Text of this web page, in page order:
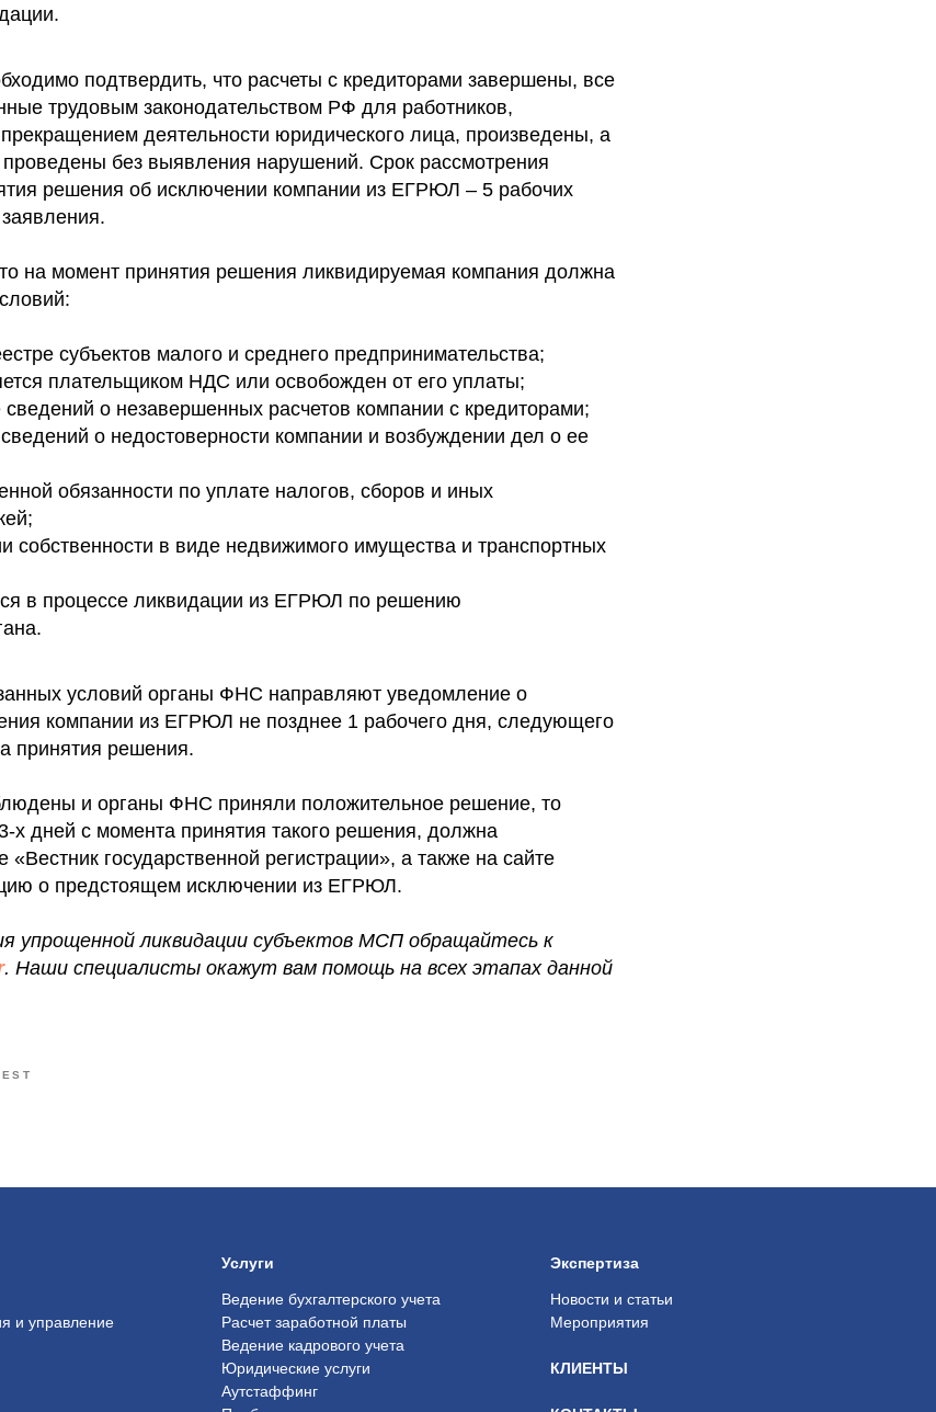
подтвердить, что расчеты с кредиторами завершены, все
трудовым законодательством РФ для работников,
деятельности юридического лица, произведены, а
без выявления нарушений. Срок рассмотрения
решения об исключении компании из ЕГРЮЛ – 5 рабочих
на момент принятия решения ликвидируемая компания должна
субъектов малого и среднего предпринимательства;
плательщиком НДС или освобожден от его уплаты;
сведений о незавершенных расчетов компании с кредиторами;
о недостоверности компании и возбуждении дел о ее
обязанности по уплате налогов, сборов и иных
собственности в виде недвижимого имущества и транспортных
в процессе ликвидации из ЕГРЮЛ по решению
условий органы ФНС направляют уведомление о
компании из ЕГРЮЛ не позднее 1 рабочего дня, следующего
принятия решения.
и органы ФНС приняли положительное решение, то
х дней с момента принятия такого решения, должна
«Вестник государственной регистрации», а также на сайте
о предстоящем исключении из ЕГРЮЛ.
упрощенной ликвидации субъектов МСП обращайтесь к
. Наши специалисты окажут вам помощь на всех этапах данной
и управление
Услуги
Ведение бухгалтерского учета
Расчет заработной платы
Ведение кадрового учета
Юридические услуги
Аутстаффинг
Экспертиза
Новости и статьи
Мероприятия
КЛИЕНТЫ